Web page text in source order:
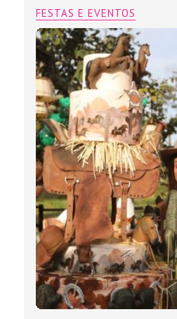
FESTAS E EVENTOS